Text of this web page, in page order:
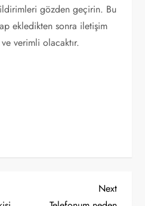
gözden geçirin. Bu
ekledikten sonra iletişim
verimli olacaktır.
Next
Next